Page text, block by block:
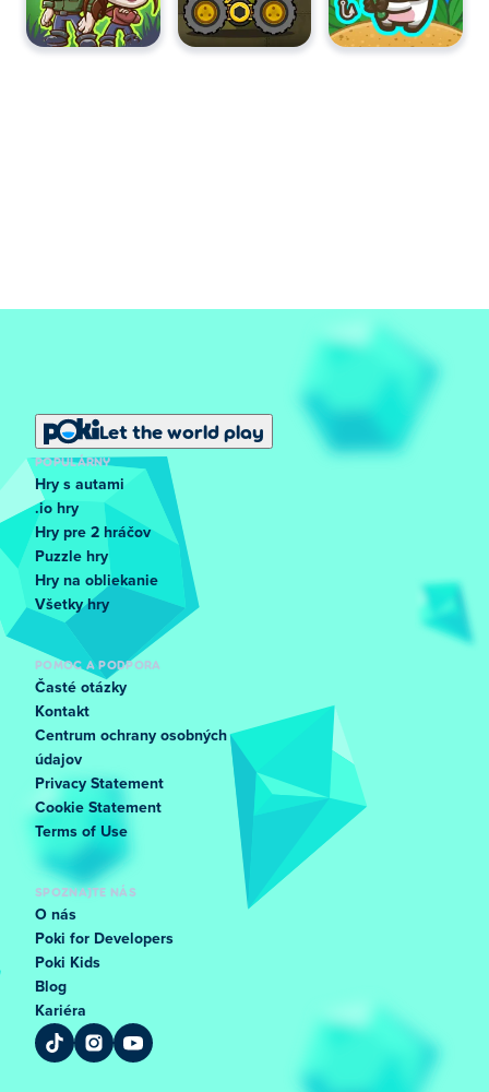
Let the world play
POPULÁRNY
Hry s autami
.io hry
Hry pre 2 hráčov
Puzzle hry
Hry na obliekanie
Všetky hry
POMOC A PODPORA
Časté otázky
Kontakt
Centrum ochrany osobných
údajov
Privacy Statement
Cookie Statement
Terms of Use
SPOZNAJTE NÁS
O nás
Poki for Developers
Poki Kids
Blog
Kariéra